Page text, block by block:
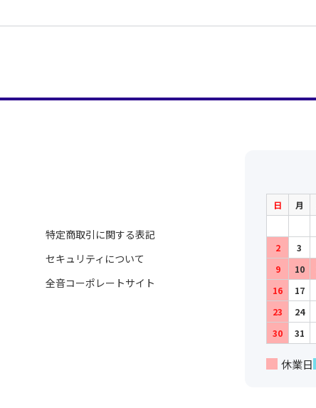
特定商取引に関する表記
セキュリティについて
全音コーポレートサイト
日 月
2
3
9
10
16
17
23
24
30
31
休業日